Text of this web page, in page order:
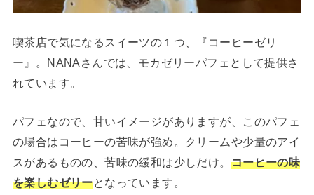
喫茶店で気になるスイーツの１つ、『コーヒーゼリ
ー』。NANAさんでは、モカゼリーパフェとして提供さ
れています。
パフェなので、甘いイメージがありますが、このパフェ
の場合はコーヒーの苦味が強め。クリームや少量のアイ
スがあるものの、苦味の緩和は少しだけ。 コーヒーの味
を楽しむゼリーとなっています。